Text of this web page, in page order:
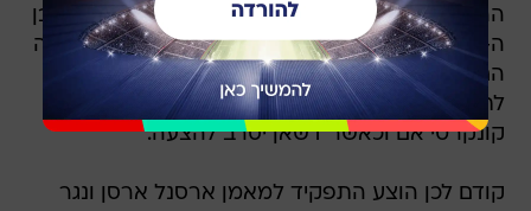
ההתאחדות הצרפתית, נואל לה גרט, רואה בזידאן בן
ה-40 אחד המועמדים לתפקיד. מאמן מארסיי בעונה
החולפת, דידייה דשאן,נותר עדיין כמועמדהמוביל
לתפקיד, וזידאן, על פי הפרסום, יהפוך למועמד
קונקרטי אם וכאשר דשאן יסרב להצעה.
קודם לכן הוצע התפקיד למאמן ארסנל ארסן ונגר